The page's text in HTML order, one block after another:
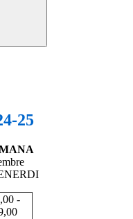
25
-